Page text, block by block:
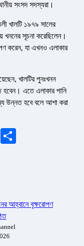
সংসদ সদস্যরা।
খালটি ১৯৭৯ সালের
খননের সূচনা করেছিলেন।
করেন, যা এখনও এলাকার
খালটির পুনঃখনন
হবেন। এতে এলাকার পানি
উন্নত হবে বলে আশা করা
Email
আহ্বানে বৃক্ষরোপণ